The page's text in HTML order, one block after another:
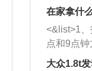
者是细棍
堵塞情况
施。
杂物推到
三元催化
在家拿什
<&list>1
点和9点
方向做一
大众1.8t